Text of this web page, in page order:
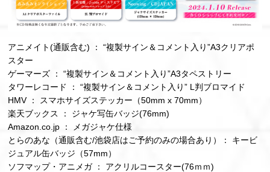
アニメイト(通販含む) ： “複製サイン＆コメント入り”A3クリアポ
スター
ゲーマーズ ： “複製サイン＆コメント入り”A3タペストリー
タワーレコード ： “複製サイン＆コメント入り” L判ブロマイド
HMV ： スマホサイズステッカー（50mm x 70mm）
楽天ブックス ： ジャケ写缶バッジ(76mm)
Amazon.co.jp ： メガジャケ仕様
とらのあな（通販含む/池袋店はご予約のみの場合あり）： キービ
ジュアル缶バッジ（57mm）
ソフマップ・アニメガ ： アクリルコースター(76ｍｍ)